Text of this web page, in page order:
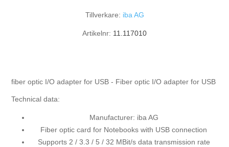
Tillverkare: iba AG
Artikelnr: 11.117010
fiber optic I/O adapter for USB - Fiber optic I/O adapter for USB
Technical data:
Manufacturer: iba AG
Fiber optic card for Notebooks with USB connection
Supports 2 / 3.3 / 5 / 32 MBit/s data transmission rate